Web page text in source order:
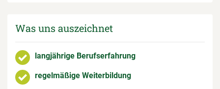
Was uns auszeichnet
langjährige Berufserfahrung
regelmäßige Weiterbildung